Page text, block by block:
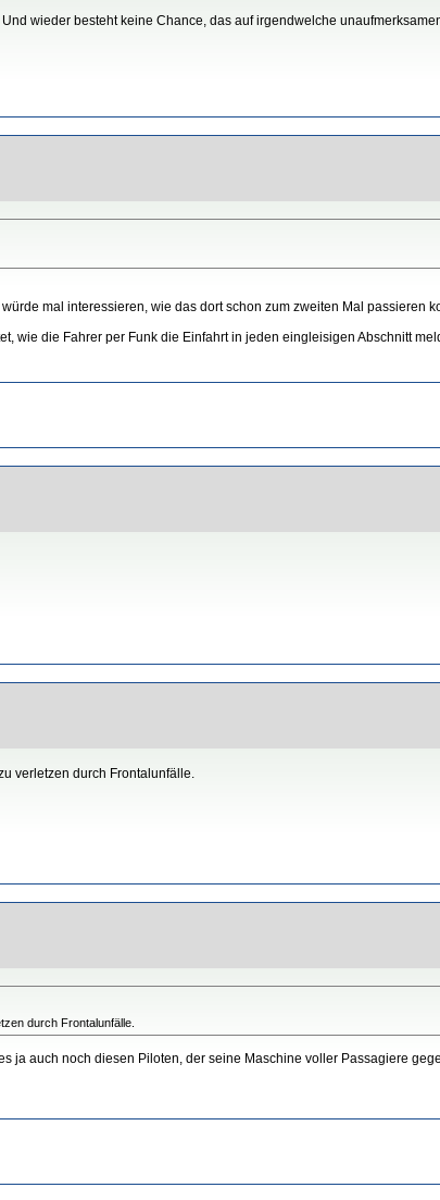
wieder besteht keine Chance, das auf irgendwelche
mal interessieren, wie das dort schon zum zweiten Mal passieren
wie die Fahrer per Funk die Einfahrt in jeden eingleisigen Abschnitt
verletzen durch Frontalunfälle.
durch Frontalunfälle.
ja auch noch diesen Piloten, der seine Maschine voller Passagiere